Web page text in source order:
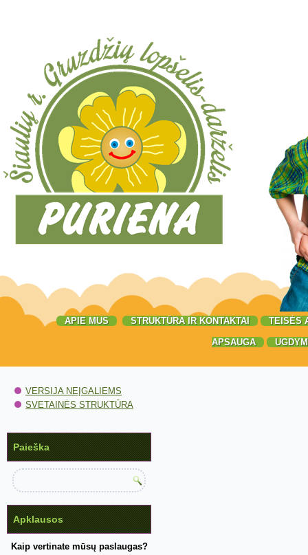
APIE MUS STRUKTŪRA IR KONTAKTAI TEISĖS
APSAUGA
VERSIJA NEĮGALIEMS
SVETAINĖS STRUKTŪRA
Paieška
Apklausos
Kaip vertinate mūsų paslaugas?